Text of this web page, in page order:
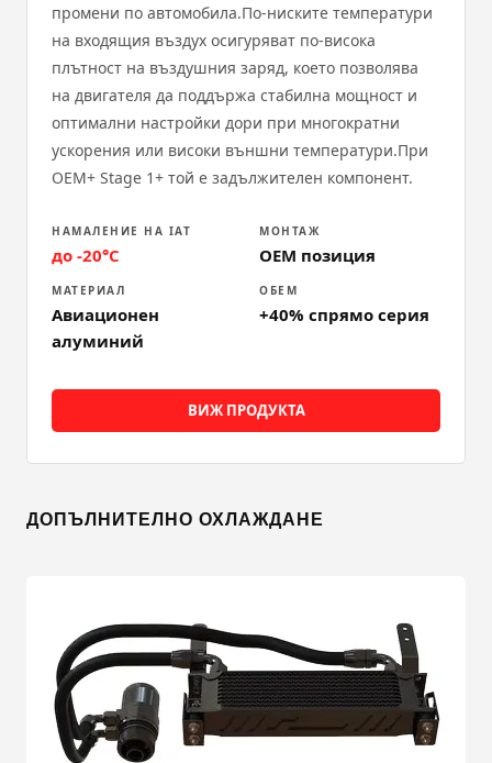
промени по автомобила.По-ниските температури
на входящия въздух осигуряват по-висока
плътност на въздушния заряд, което позволява
на двигателя да поддържа стабилна мощност и
оптимални настройки дори при многократни
ускорения или високи външни температури.При
OEM+ Stage 1+ той е задължителен компонент.
НАМАЛЕНИЕ НА IAT
до -20°C
МОНТАЖ
OEM позиция
МАТЕРИАЛ
Авиационен
алуминий
ОБЕМ
+40% спрямо серия
ВИЖ ПРОДУКТА
ДОПЪЛНИТЕЛНО ОХЛАЖДАНЕ